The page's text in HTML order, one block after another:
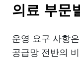
의료 부문
운영 요구 사항
공급망 전반의